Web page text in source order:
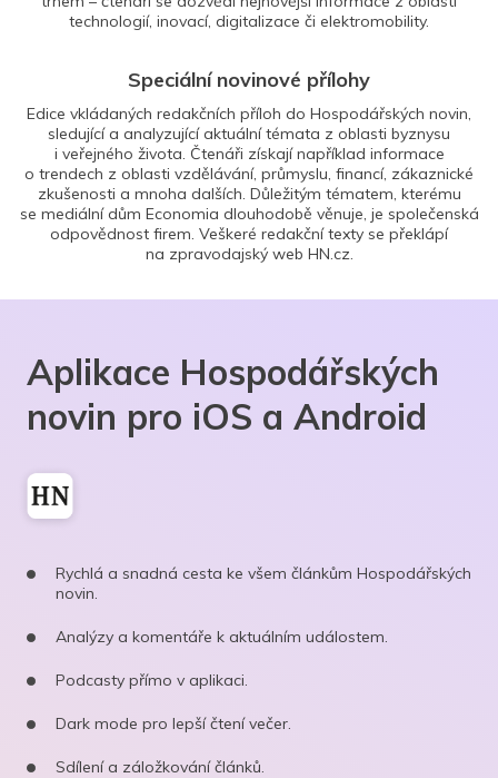
technologií, inovací, digitalizace či elektromobility.
Speciální novinové přílohy
Edice vkládaných redakčních příloh do Hospodářských novin,
sledující a analyzující aktuální témata z oblasti byznysu
i veřejného života. Čtenáři získají například informace
o trendech z oblasti vzdělávání, průmyslu, financí, zákaznické
zkušenosti a mnoha dalších. Důležitým tématem, kterému
se mediální dům Economia dlouhodobě věnuje, je společenská
odpovědnost firem. Veškeré redakční texty se překlápí
na zpravodajský web HN.cz.
Aplikace Hospodářských
novin pro iOS a Android
Rychlá a snadná cesta ke všem článkům Hospodářských
novin.
Analýzy a komentáře k aktuálním událostem.
Podcasty přímo v aplikaci.
Dark mode pro lepší čtení večer.
Sdílení a záložkování článků.